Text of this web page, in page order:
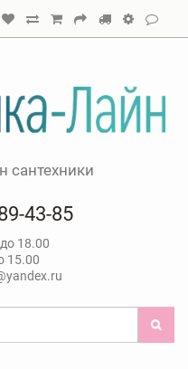
сантехники
43-85
18.00
15.00